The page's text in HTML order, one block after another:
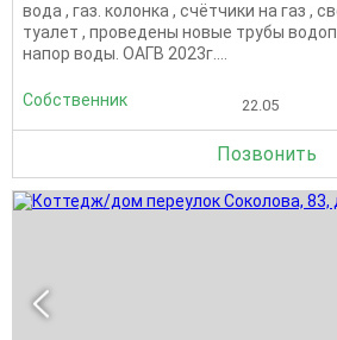
вода , газ. колонка , счётчики на газ ,
туалет , проведены новые трубы
напор воды. ОАГВ 2023г....
Собственник 22.05
Позвонить